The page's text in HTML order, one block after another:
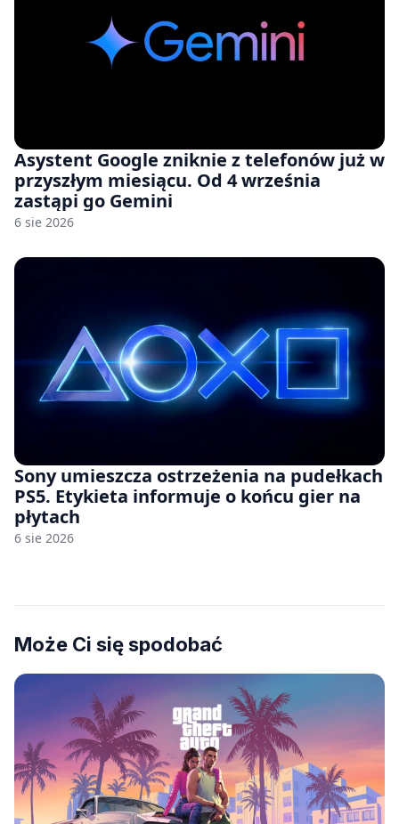
Asystent Google zniknie z telefonów już w
przyszłym miesiącu. Od 4 września
zastąpi go Gemini
6 sie 2026
Sony umieszcza ostrzeżenia na pudełkach
PS5. Etykieta informuje o końcu gier na
płytach
6 sie 2026
Może Ci się spodobać